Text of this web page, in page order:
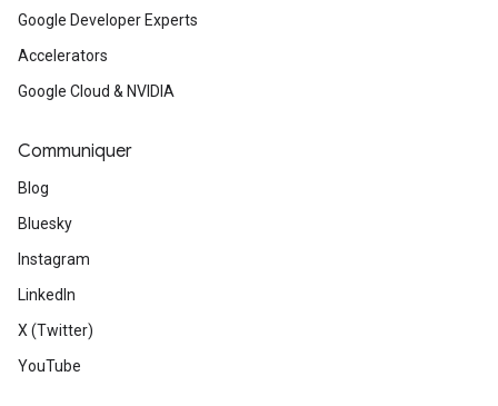
Google Developer Experts
Accelerators
Google Cloud & NVIDIA
Communiquer
Blog
Bluesky
Instagram
LinkedIn
X (Twitter)
YouTube